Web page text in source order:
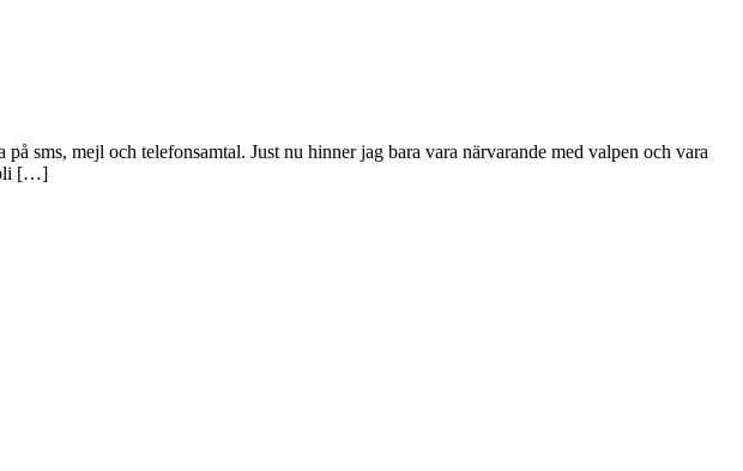
sms, mejl och telefonsamtal. Just nu hinner jag bara vara närvarande med valpen och vara
bli […]